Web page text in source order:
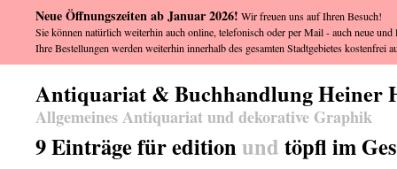
Antiquariat & Buchhandlung Heiner
Allgemeines Antiquariat und dekorative Graphik
9 Einträge für editionund töpfl im
Neue Öffnungszeiten ab Januar 2026! Wir freuen uns auf Ihren Besuch!
Sie können natürlich weiterhin auch online, telefonisch oder per Mail - auch neue
Ihre Bestellungen werden weiterhin innerhalb des gesamten Stadtgebietes kostenfrei